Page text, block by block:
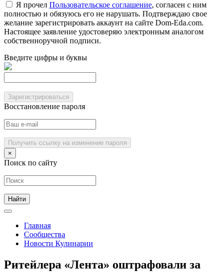
Я прочел Пользовательское соглашение, согласен с ним
полностью и обязуюсь его не нарушать. Подтверждаю свое
желание зарегистрировать аккаунт на сайте Dom-Eda.com.
Настоящее заявление удостоверяю электронным аналогом
собственноручной подписи.
Введите цифры и буквы
Зарегистрироваться
Восстановление пароля
Получить ссылку на изменение пароля
×
Поиск по сайту
Главная
Сообщества
Новости Кулинарии
Ритейлера «Лента» оштрафовали за